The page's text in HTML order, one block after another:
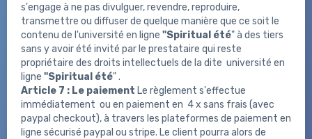
s'engage à ne pas divulguer, revendre, reproduire,
transmettre ou diffuser de quelque manière que ce soit le
contenu de l'université en ligne "Spiritual été" à des tiers
sans y avoir été invité par le prestataire qui reste
propriétaire des droits intellectuels de la dite université en
ligne "Spiritual été".
Article 7 : Le paiement Le règlement s'effectue
immédiatement ou en paiement en 4 x sans frais (avec
paypal checkout), à travers les plateformes de paiement en
ligne sécurisé paypal ou stripe. Le client pourra alors de